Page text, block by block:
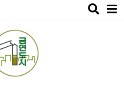
Toggle